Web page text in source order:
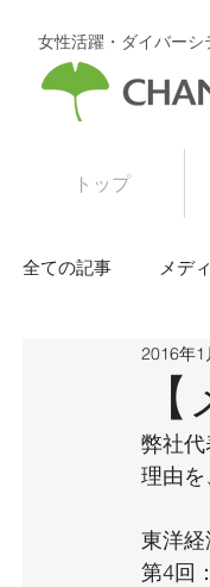
女性活躍・ダイバー
トップ
全ての記事 メデ
2016年1
弊社
理由
東洋
第4回：